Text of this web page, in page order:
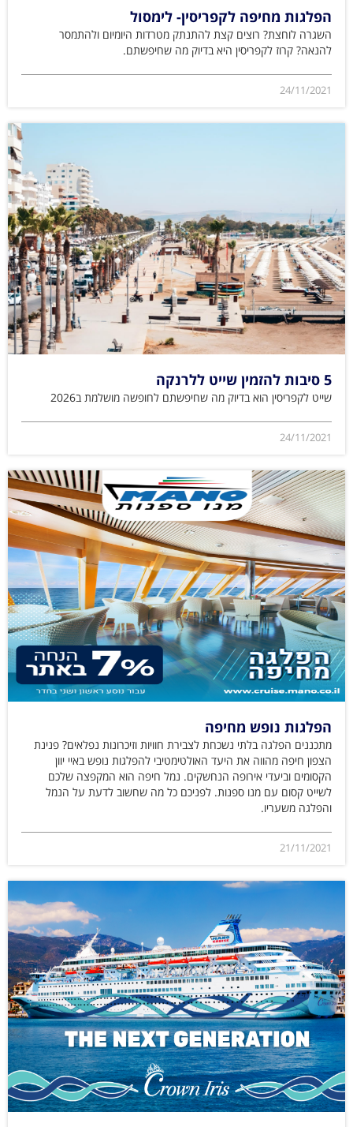
הפלגות מחיפה לקפריסין- לימסול
השגרה לוחצת? רוצים קצת להתנתק מטרדות היומיום ולהתמסר
להנאה? קרוז לקפריסין היא בדיוק מה שחיפשתם.
24/11/2021
5 סיבות להזמין שייט ללרנקה
שייט לקפריסין הוא בדיוק מה שחיפשתם לחופשה מושלמת ב2026
24/11/2021
הפלגות נופש מחיפה
מתכננים הפלגה בלתי נשכחת לצבירת חוויות וזיכרונות נפלאים? פנינת
הצפון חיפה מהווה את היעד האולטימטיבי להפלגות נופש באיי יוון
הקסומים וביעדי אירופה הנחשקים. נמל חיפה הוא המקפצה שלכם
לשייט קסום עם מנו ספנות. לפניכם כל מה שחשוב לדעת על הנמל
והפלגה משעריו.
21/11/2021